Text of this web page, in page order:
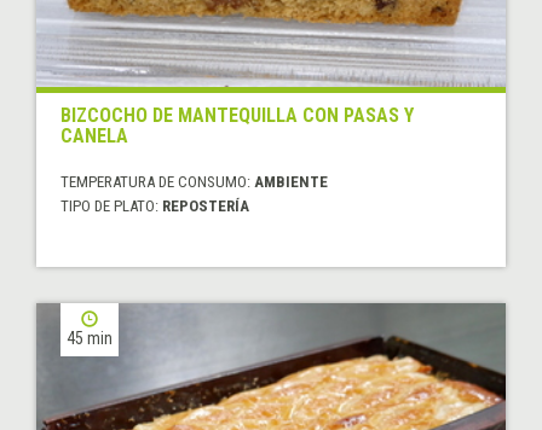
BIZCOCHO DE MANTEQUILLA CON PASAS Y
CANELA
TEMPERATURA DE CONSUMO: AMBIENTE
TIPO DE PLATO: REPOSTERÍA
45 min